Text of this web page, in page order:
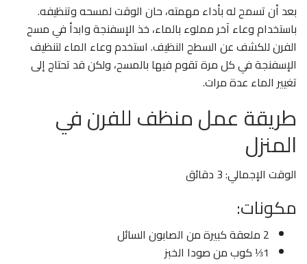
بعد أن تسمح له بأداء مهمته، حان الوقت لمسحه وتنظيفه.
باستخدام وعاء آخر مملوء بالماء، خذ الإسفنجة وابدأ في مسح
الفرن للكشف عن السطح النظيف. استخدم وعاء الماء لتنظيف
الإسفنجة في كل مرة تقوم فيها بالمسح، ولكن قد تحتاج إلى
تغيير الماء عدة مرات.
طريقة عمل منظف للفرن في
المنزل
الوقت الإجمالي: 3 دقائق
مكونات:
2 ملعقة كبيرة من الصابون السائل
1⅓ كوب من صودا الخبز